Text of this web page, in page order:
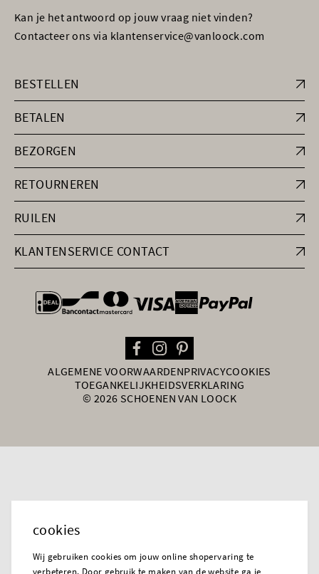
Kan je het antwoord op jouw vraag niet vinden?
Contacteer ons via klantenservice@vanloock.com
BESTELLEN
BETALEN
BEZORGEN
RETOURNEREN
RUILEN
KLANTENSERVICE CONTACT
general.paymentOptions
ALGEMENE VOORWAARDENPRIVACYCOOKIES
TOEGANKELIJKHEIDSVERKLARING
© 2026 SCHOENEN VAN LOOCK
cookies
Wij gebruiken cookies om jouw online shopervaring te
verbeteren. Door gebruik te maken van de website ga je